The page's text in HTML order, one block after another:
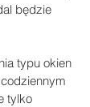
będzie
typu okien
tylko